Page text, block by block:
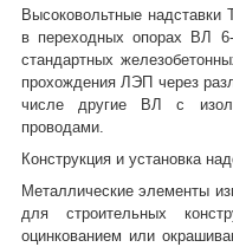
Высоковольтные надставки
в переходных опорах ВЛ
стандартных
прохождения ЛЭП через
числе другие ВЛ с
проводами.
Конструкция и установка
Металлические элементы
для строительных
оцинкованием или